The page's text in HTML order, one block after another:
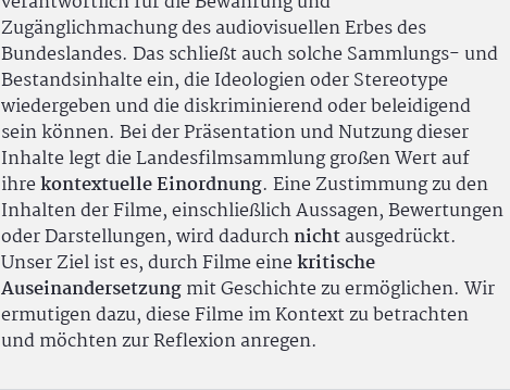
Zugänglichmachung des audiovisuellen Erbes des
Bundeslandes. Das schließt auch solche Sammlungs- und
Bestandsinhalte ein, die Ideologien oder Stereotype
wiedergeben und die diskriminierend oder beleidigend
sein können. Bei der Präsentation und Nutzung dieser
Inhalte legt die Landesfilmsammlung großen Wert auf
ihrekontextuelle Einordnung. Eine Zustimmung zu den
Inhalten der Filme, einschließlich Aussagen, Bewertungen
oder Darstellungen, wird dadurchnichtausgedrückt.
Unser Ziel ist es, durch Filme einekritische
Auseinandersetzungmit Geschichte zu ermöglichen. Wir
ermutigen dazu, diese Filme im Kontext zu betrachten
und möchten zur Reflexion anregen.